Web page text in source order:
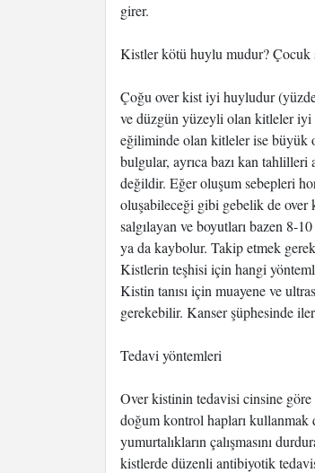
girer.
Kistler kötü huylu mudur?
Çoğu over kist iyi huyludur
ve düzgün yüzeyli olan kitleler iyi
eğiliminde olan kitleler ise büyük
bulgular, ayrıca bazı kan tahlilleri
değildir. Eğer oluşum sebepleri
oluşabileceği gibi gebelik de over
salgılayan ve boyutları bazen 8-
ya da kaybolur. Takip etmek
Kistlerin teşhisi için hangi
Kistin tanısı için muayene ve
gerekebilir. Kanser şüphesinde
Tedavi yöntemleri
Over kistinin tedavisi cinsine
doğum kontrol hapları kullanmak
yumurtalıkların çalışmasını
kistlerde düzenli antibiyotik